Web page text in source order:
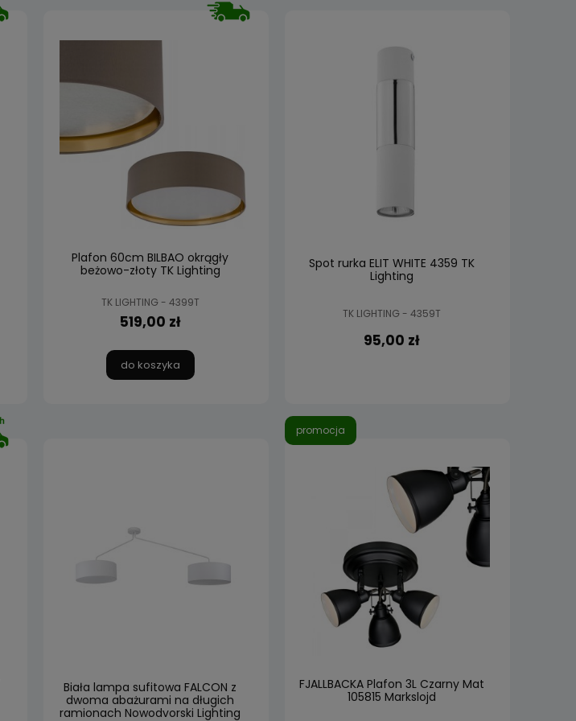
Plafon 60cm BILBAO okrągły
beżowo-złoty TK Lighting
TK LIGHTING - 4399T
519,00 zł
do koszyka
Spot rurka ELIT WHITE 4359 TK
Lighting
TK LIGHTING - 4359T
95,00 zł
Biała lampa sufitowa FALCON z
dwoma abażurami na długich
ramionach Nowodvorski Lighting
FJALLBACKA Plafon 3L Czarny Mat
105815 Markslojd
promocja